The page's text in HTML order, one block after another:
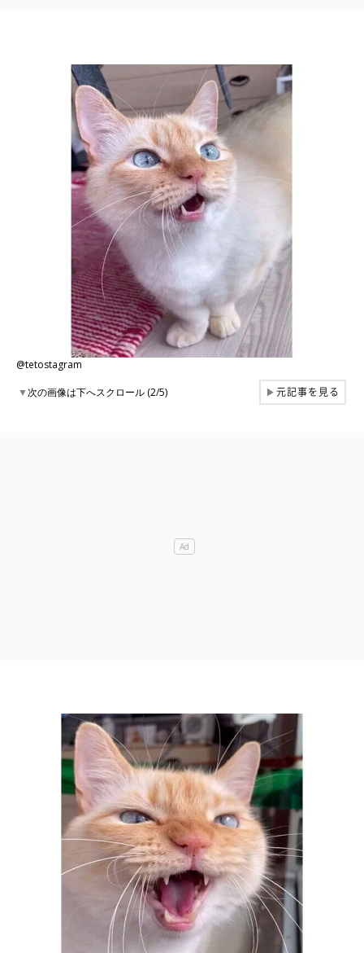
@tetostagram
▼次の画像は下へスクロール (2/5) ▶元記事を見る